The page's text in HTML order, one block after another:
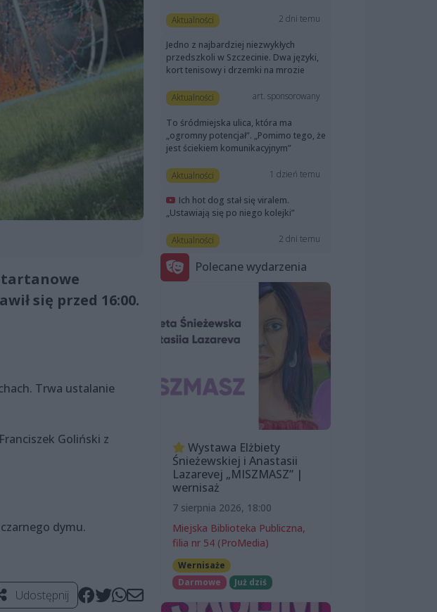
tartanowe
się przed 16:00.
Trwa ustalanie
Goliński z
dymu.
Udostępnij
Aktualności 2 dni temu
Jedno z najbardziej niezwykłych
przedszkoli w Szczecinie. Dwa języki,
kort tenisowy i drzemki na mrozie
Aktualności art. sponsorowany
To śródmiejska ulica, która ma
„ogromny potencjał”. „Pomimo tego, że
jest ściekiem komunikacyjnym”
Aktualności 1 dzień temu
Ich hot dog stał się viralem.
„Ustawiają się po niego kolejki”
Aktualności 2 dni temu
Polecane wydarzenia
Wystawa Elżbiety
Śnieżewskiej i Anastasii
Lazarevej „MISZMASZ” |
wernisaż
7 sierpnia 2026, 18:00
Miejska Biblioteka Publiczna,
filia nr 54 (ProMedia)
Wernisaże
Darmowe
Już dziś